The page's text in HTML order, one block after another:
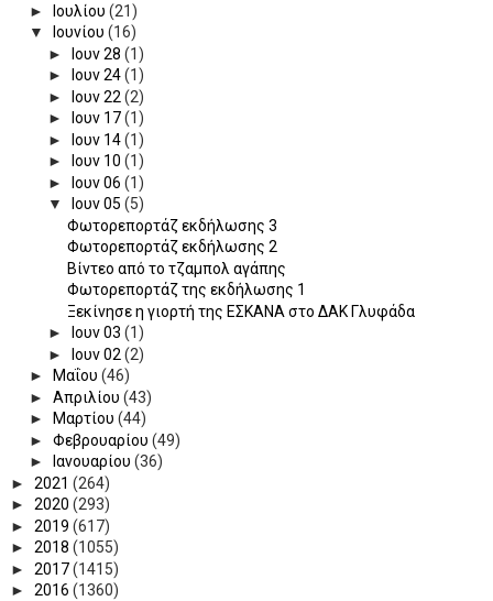
►
Ιουλίου (21)
▼
Ιουνίου (16)
►
Ιουν 28 (1)
►
Ιουν 24(1)
►
Ιουν 22 (2)
►
Ιουν 17(1)
►
Ιουν 14(1)
►
Ιουν 10 (1)
►
Ιουν 06 (1)
▼
Ιουν 05 (5)
Φωτορεπορτάζ εκδήλωσης 3
Φωτορεπορτάζ εκδήλωσης 2
Βίντεο από το τζαμπολ αγάπης
Φωτορεπορτάζ της εκδήλωσης 1
Ξεκίνησε η γιορτή της ΕΣΚΑΝΑ στο ΔΑΚ Γλυφάδα
►
Ιουν 03 (1)
►
Ιουν 02 (2)
►
Μαΐου (46)
► Απριλίου (43)
►
Μαρτίου (44)
► Φεβρουαρίου (49)
►
Ιανουαρίου (36)
► 2021 (264)
► 2020 (293)
► 2019 (617)
► 2018 (1055)
► 2017(1415)
► 2016 (1360)